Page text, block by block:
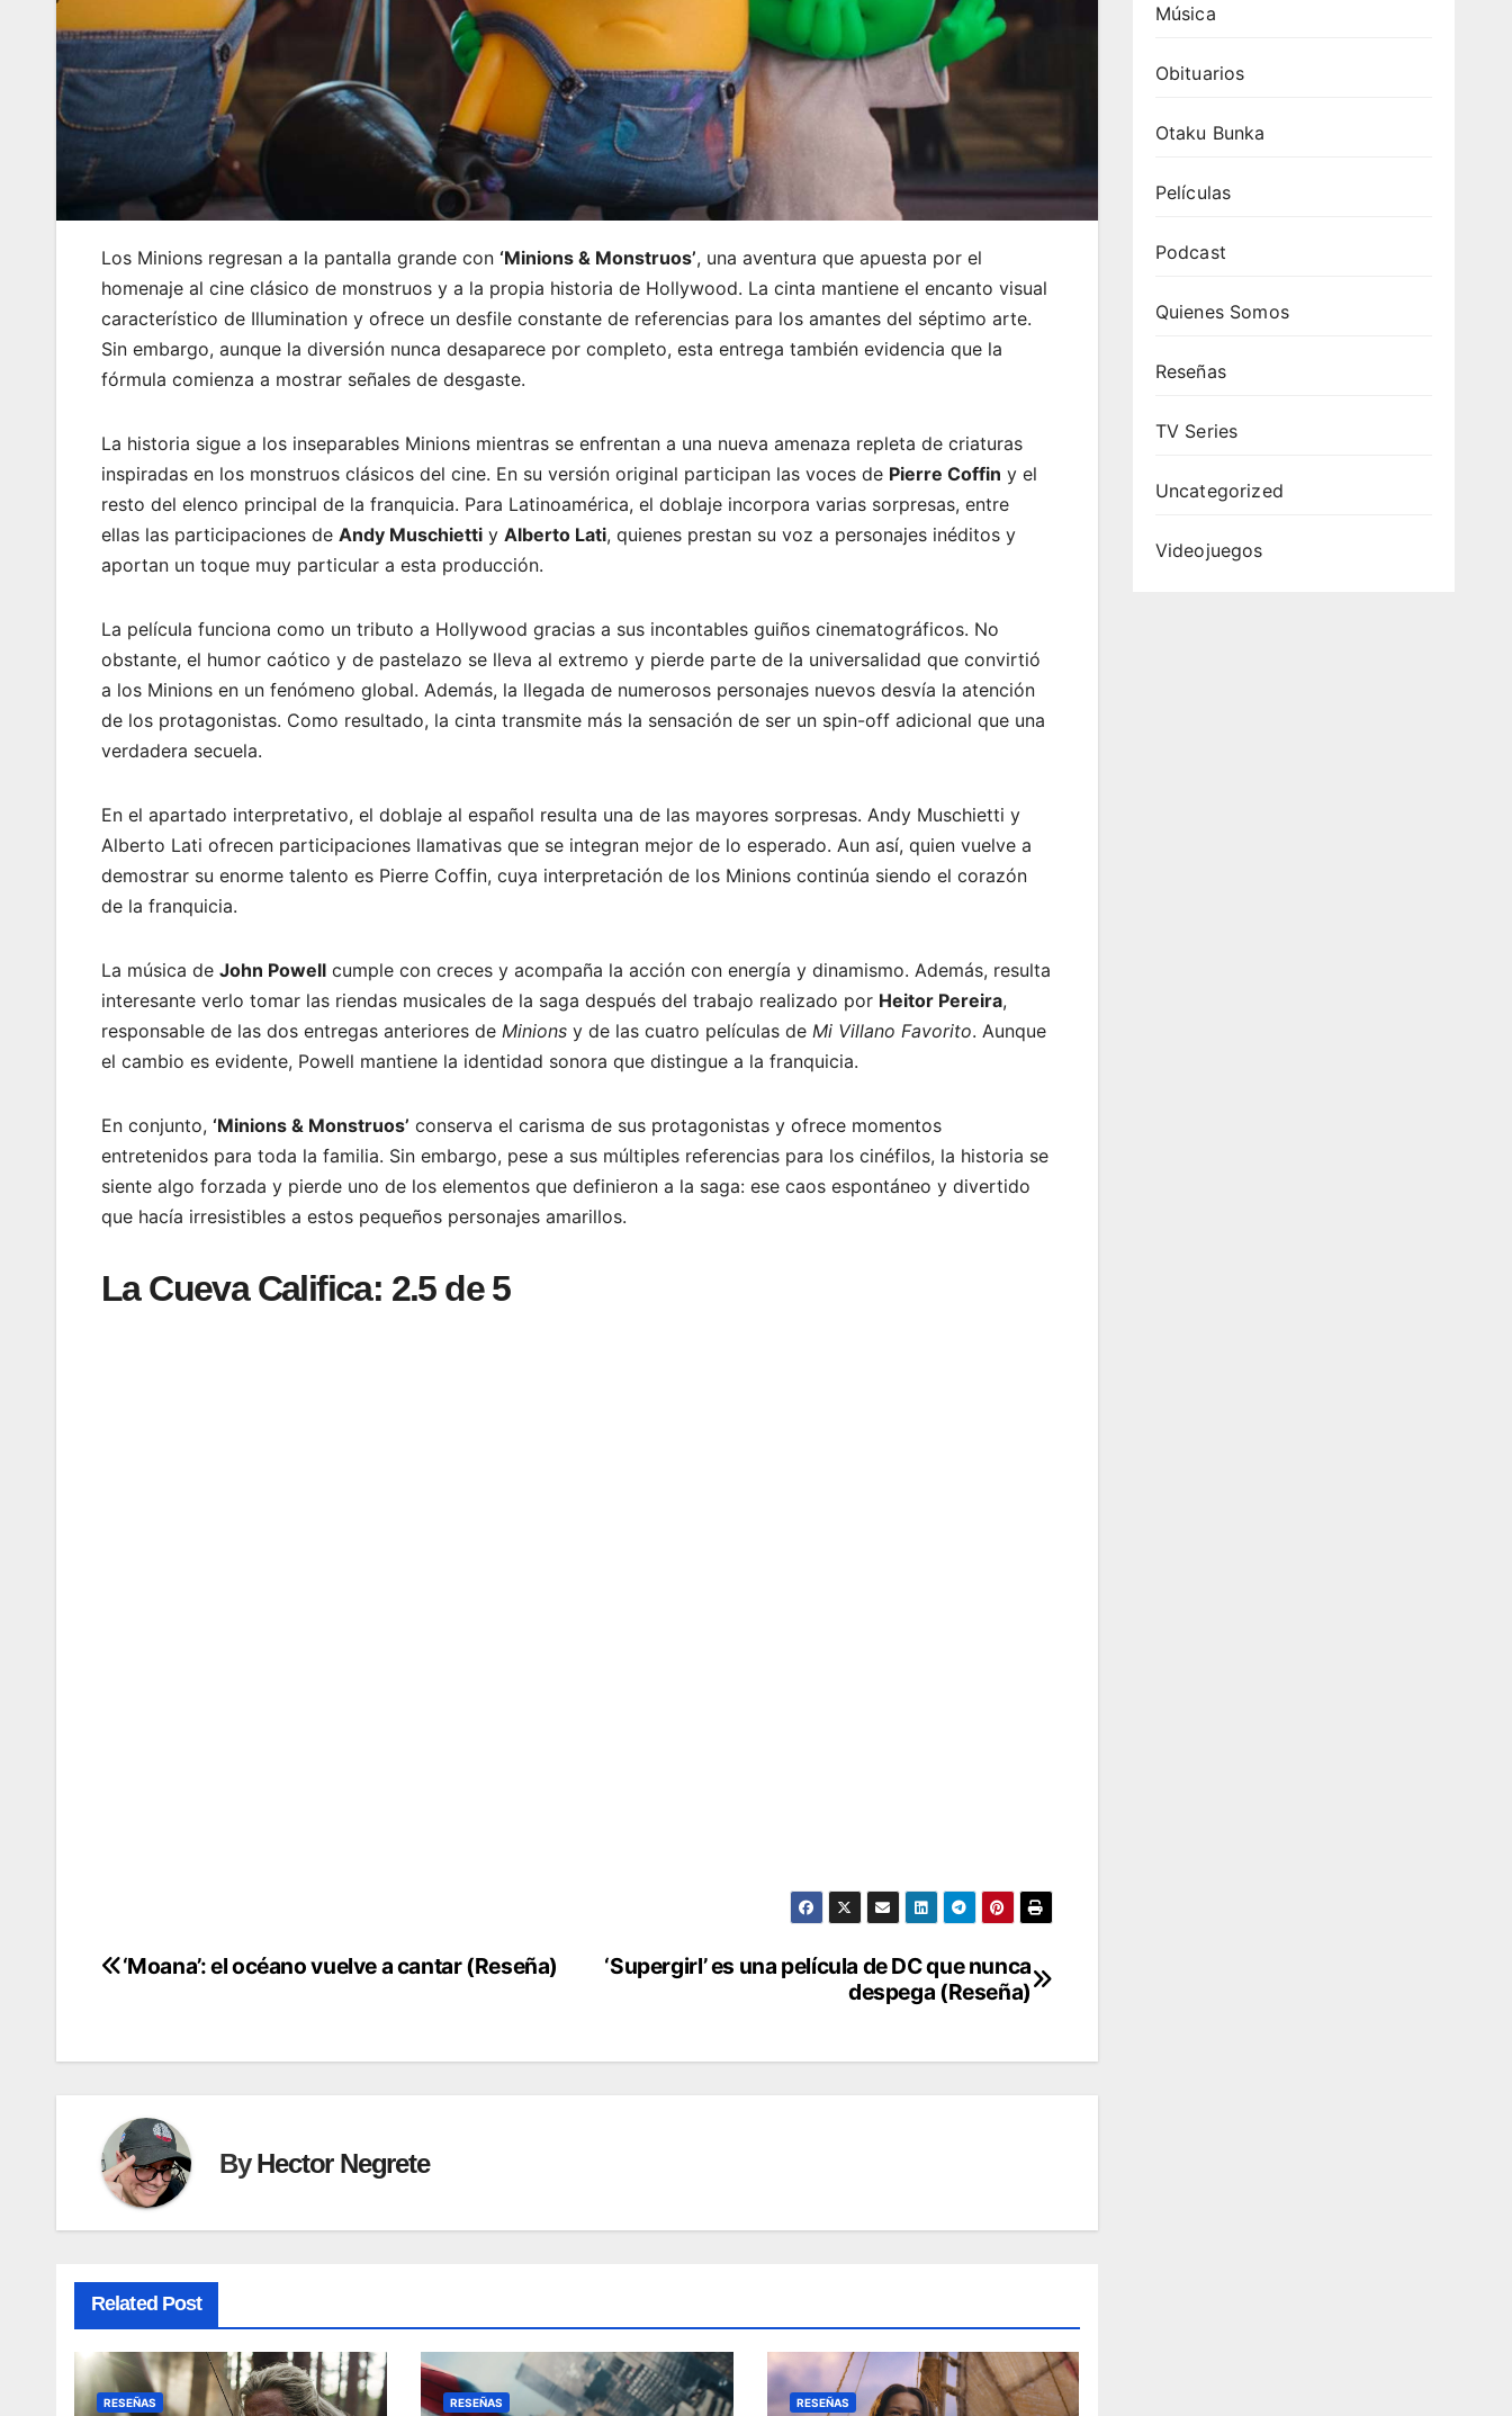
Los Minions regresan a la pantalla grande con ‘Minions & Monstruos’, una aventura que apuesta por el
homenaje al cine clásico de monstruos y a la propia historia de Hollywood. La cinta mantiene el encanto visual
característico de Illumination y ofrece un desfile constante de referencias para los amantes del séptimo arte.
Sin embargo, aunque la diversión nunca desaparece por completo, esta entrega también evidencia que la
fórmula comienza a mostrar señales de desgaste.
La historia sigue a los inseparables Minions mientras se enfrentan a una nueva amenaza repleta de criaturas
inspiradas en los monstruos clásicos del cine. En su versión original participan las voces de Pierre Coffin y el
resto del elenco principal de la franquicia. Para Latinoamérica, el doblaje incorpora varias sorpresas, entre
ellas las participaciones de Andy Muschietti y Alberto Lati, quienes prestan su voz a personajes inéditos y
aportan un toque muy particular a esta producción.
La película funciona como un tributo a Hollywood gracias a sus incontables guiños cinematográficos. No
obstante, el humor caótico y de pastelazo se lleva al extremo y pierde parte de la universalidad que convirtió
a los Minions en un fenómeno global. Además, la llegada de numerosos personajes nuevos desvía la atención
de los protagonistas. Como resultado, la cinta transmite más la sensación de ser un spin-off adicional que una
verdadera secuela.
En el apartado interpretativo, el doblaje al español resulta una de las mayores sorpresas. Andy Muschietti y
Alberto Lati ofrecen participaciones llamativas que se integran mejor de lo esperado. Aun así, quien vuelve a
demostrar su enorme talento es Pierre Coffin, cuya interpretación de los Minions continúa siendo el corazón
de la franquicia.
La música de John Powell cumple con creces y acompaña la acción con energía y dinamismo. Además, resulta
interesante verlo tomar las riendas musicales de la saga después del trabajo realizado por Heitor Pereira,
responsable de las dos entregas anteriores de Minions y de las cuatro películas de Mi Villano Favorito. Aunque
el cambio es evidente, Powell mantiene la identidad sonora que distingue a la franquicia.
En conjunto, ‘Minions & Monstruos’ conserva el carisma de sus protagonistas y ofrece momentos
entretenidos para toda la familia. Sin embargo, pese a sus múltiples referencias para los cinéfilos, la historia se
siente algo forzada y pierde uno de los elementos que definieron a la saga: ese caos espontáneo y divertido
que hacía irresistibles a estos pequeños personajes amarillos.
La Cueva Califica: 2.5 de 5
Post
‘Supergirl’ es una película de DC que nunca
despega (Reseña)
‘Moana’: el océano vuelve a cantar (Reseña)
ByHector Negrete
Related Post
RESEÑAS RESEÑAS RESEÑAS
Música
Obituarios
Otaku Bunka
Películas
Podcast
Quienes Somos
Reseñas
TV Series
Uncategorized
Videojuegos